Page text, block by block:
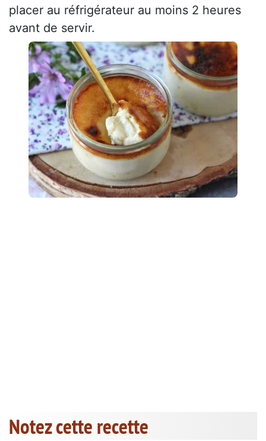
placer au réfrigérateur au moins 2 heures
avant de servir.
Notez cette recette